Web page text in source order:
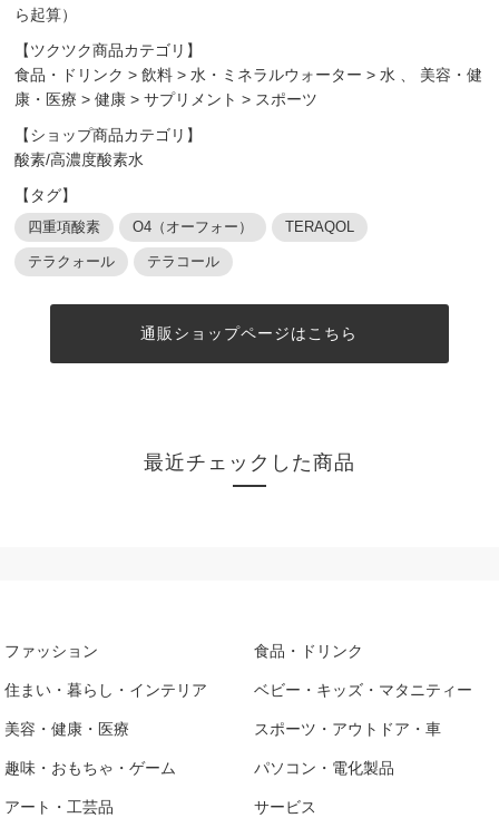
ら起算）
【ツクツク商品カテゴリ】
食品・ドリンク >飲料 >水・ミネラルウォーター >水
美容・健
康・医療 >健康 >サプリメント > スポーツ
【ショップ商品カテゴリ】
酸素/高濃度酸素水
【タグ】
四重項酸素 O4（オーフォー） TERAQOL
テラクォール テラコール
通販ショップページはこちら
最近チェックした商品
ファッション 食品・ドリンク
住まい・暮らし・インテリア ベビー・キッズ・マタニティー
美容・健康・医療 スポーツ・アウトドア・車
趣味・おもちゃ・ゲーム パソコン・電化製品
アート・工芸品 サービス